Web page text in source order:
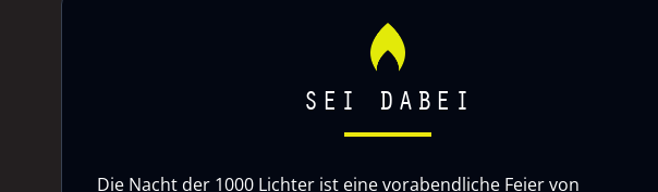
SEI DABEI
Die Nacht der 1000 Lichter ist eine vorabendliche Feier von